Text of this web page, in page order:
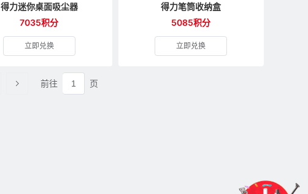
得力迷你桌面吸尘器
7035积分
立即兑换
得力笔筒收纳盒
5085积分
立即兑换
前往 页
门锁铰链拉手
脚轮
支撑更多